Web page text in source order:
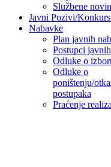
Službene
Javni Pozivi/
Nabavke
Plan javnih
Postupci
Odluke o
Odluke o
poništenju/
postupaka
Praćenje